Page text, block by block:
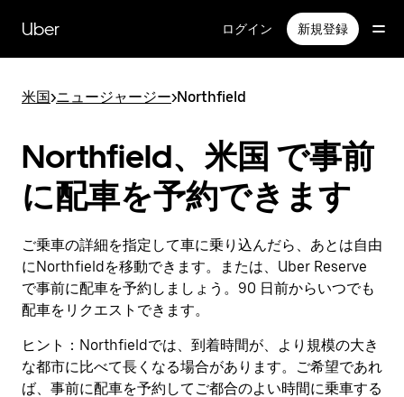
Uber ログイン 新規登録
米国>ニュージャージー>Northfield
Northfield、米国 で事前
に配車を予約できます
ご乗車の詳細を指定して車に乗り込んだら、あとは自由
にNorthfieldを移動できます。または、Uber Reserve
で事前に配車を予約しましょう。90 日前からいつでも
配車をリクエストできます。
ヒント： Northfieldでは、到着時間が、より規模の大き
な都市に比べて長くなる場合があります。ご希望であれ
ば、事前に配車を予約してご都合のよい時間に乗車する